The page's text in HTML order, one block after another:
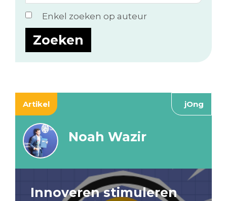
trefwoord
of
auteur...
Enkel zoeken op auteur
Artikel jOng
Noah Wazir
Innoveren stimuleren